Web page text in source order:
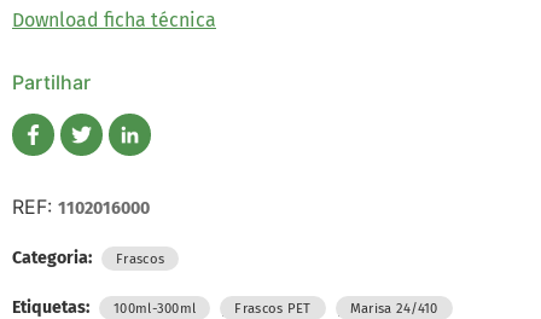
Download ficha técnica
Partilhar
REF: 1102016000
Categoria: Frascos
Etiquetas: 100ml-300ml Frascos PET , Marisa 24/410